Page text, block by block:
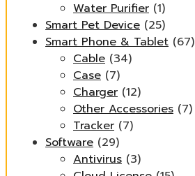
Water Purifier (1)
Smart Pet Device (25)
Smart Phone & Tablet (67)
Cable (34)
Case (7)
Charger (12)
Other Accessories (7)
Tracker (7)
Software (29)
Antivirus (3)